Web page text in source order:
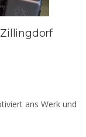
Zillingdorf
ans Werk und